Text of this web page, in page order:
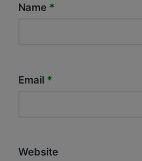
Name *
Email *
Website